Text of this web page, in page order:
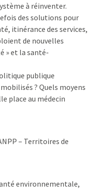
à réinventer.
des solutions pour
itinérance des services,
de nouvelles
» et la santé-
publique
? Quels moyens
place au médecin
– Territoires de
environnementale,